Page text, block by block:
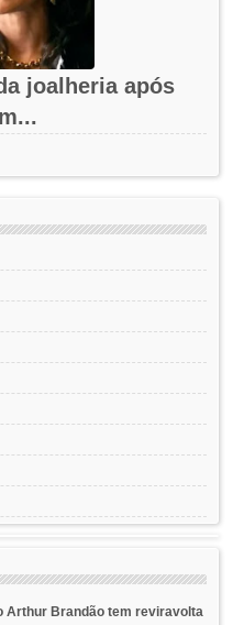
joalheria após
Arthur Brandão tem reviravolta